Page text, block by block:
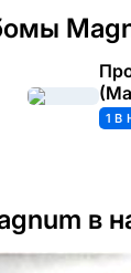
1 В
в